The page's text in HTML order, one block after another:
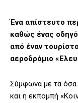
Ένα απίστευτο
καθώς ένας
από έναν
αεροδρόμιο
Σύμφωνα με τα όσα
και η εκπομπή